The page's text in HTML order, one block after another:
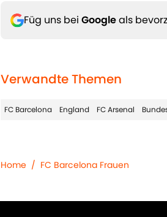
Füg uns bei Googleals
Verwandte Themen
FC Barcelona England FC Arsenal
Home / FC Barcelona Frauen